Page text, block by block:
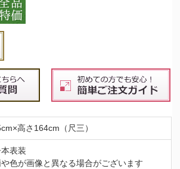
高さ164cm（尺三）
表装
色が画像と異なる場合がございます